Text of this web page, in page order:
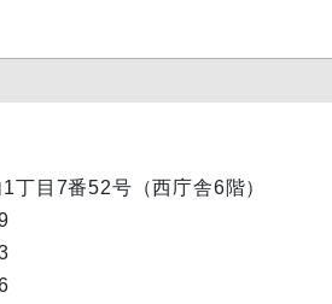
丁目7番52号（西庁舎6階）